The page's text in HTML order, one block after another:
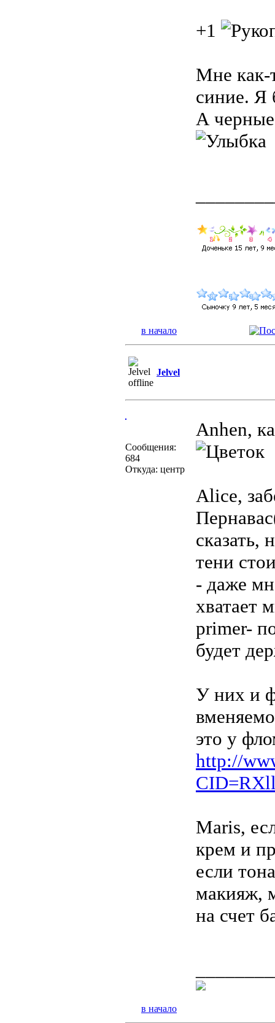
+1
Мне как-
синие. Я
А
в начало
Jelvel
Сообщения:
684
Откуда: центр
Anhen,
Alice,
сказать,
тени
- даже
хватает
primer-
будет
У них и
это у
http://
Maris,
крем и
если
макияж,
на счет
в начало